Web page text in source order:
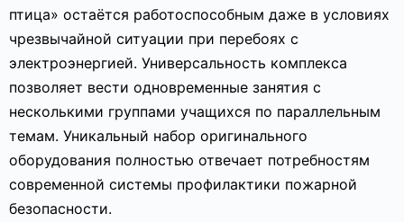
птица» остаётся работоспособным даже в условиях
чрезвычайной ситуации при перебоях с
электроэнергией. Универсальность комплекса
позволяет вести одновременные занятия с
несколькими группами учащихся по параллельным
темам. Уникальный набор оригинального
оборудования полностью отвечает потребностям
современной системы профилактики пожарной
безопасности.